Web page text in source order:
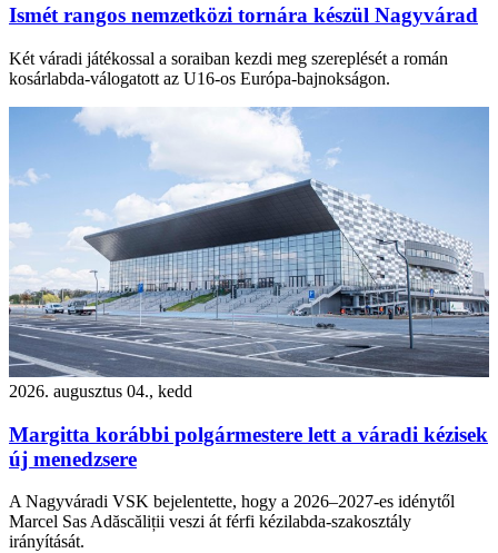
Ismét rangos nemzetközi tornára készül Nagyvárad
Két váradi játékossal a soraiban kezdi meg szereplését a román
kosárlabda-válogatott az U16-os Európa-bajnokságon.
2026. augusztus 04., kedd
Margitta korábbi polgármestere lett a váradi kézisek
új menedzsere
A Nagyváradi VSK bejelentette, hogy a 2026–2027-es idénytől
Marcel Sas Adăscăliții veszi át férfi kézilabda-szakosztály
irányítását.